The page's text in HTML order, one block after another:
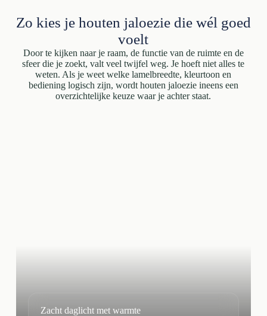
Zo kies je houten jaloezie die wél goed
voelt
Door te kijken naar je raam, de functie van de ruimte en de
sfeer die je zoekt, valt veel twijfel weg. Je hoeft niet alles te
weten. Als je weet welke lamelbreedte, kleurtoon en
bediening logisch zijn, wordt houten jaloezie ineens een
overzichtelijke keuze waar je achter staat.
Zacht daglicht met warmte